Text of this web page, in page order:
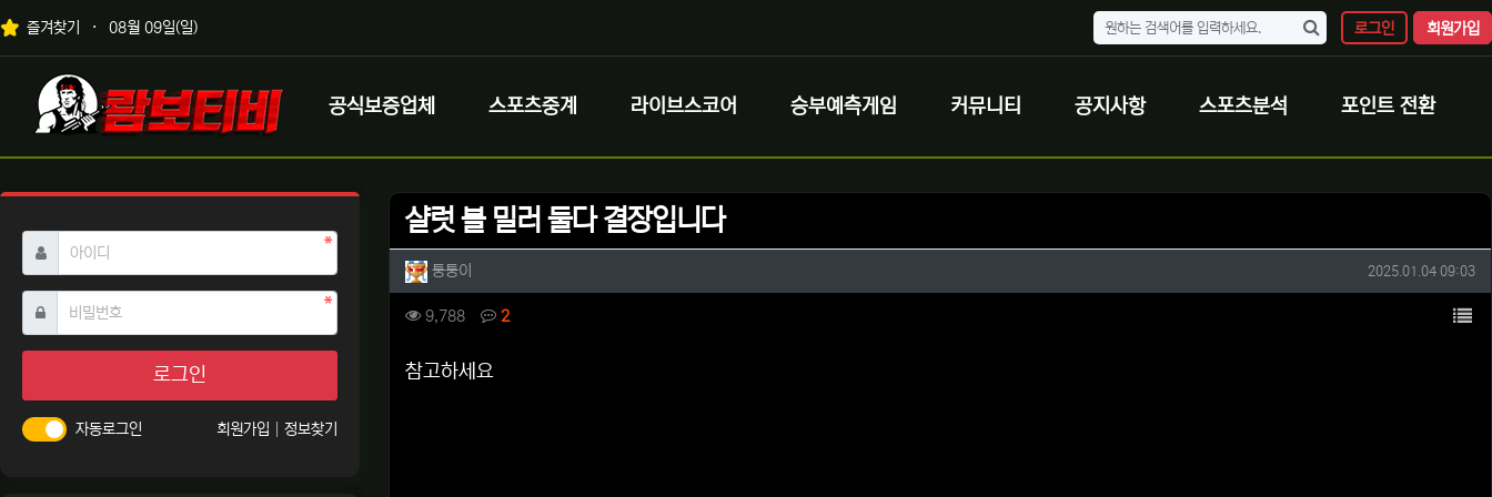
상단 네비
즐겨찾기 08월 09일(일) 로그인 회원가입
메인 메뉴
로고
공식보증업체 스포츠중계 라이브스코어 승부예측게임 커뮤니티 공지사항 스포츠분석 포인트 전환
샬럿 볼 밀러 둘다 결장입니다
작성자 정보
퉁퉁이 작성일
2025.01.04 09:03
컨텐츠 정보
9,788조회 2댓글 목
본문
참고하세요
아이디 필수
비밀번호필수
로그인
자동로그인 회원가입 정보찾기